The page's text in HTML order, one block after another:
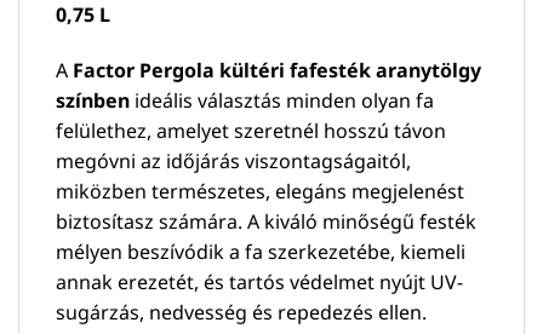
0,75 L
A Factor Pergola kültéri fafesték aranytölgy
színben ideális választás minden olyan fa
felülethez, amelyet szeretnél hosszú távon
megóvni az időjárás viszontagságaitól,
miközben természetes, elegáns megjelenést
biztosítasz számára. A kiváló minőségű festék
mélyen beszívódik a fa szerkezetébe, kiemeli
annak erezetét, és tartós védelmet nyújt UV-
sugárzás, nedvesség és repedezés ellen.